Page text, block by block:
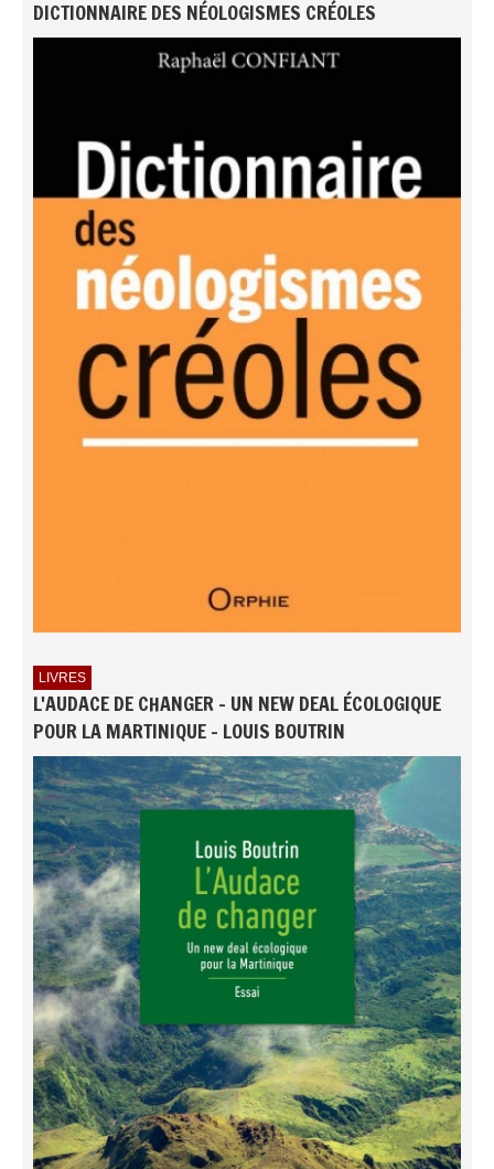
DICTIONNAIRE DES NÉOLOGISMES CRÉOLES
LIVRES
L'AUDACE DE CHANGER - UN NEW DEAL ÉCOLOGIQUE
POUR LA MARTINIQUE - LOUIS BOUTRIN